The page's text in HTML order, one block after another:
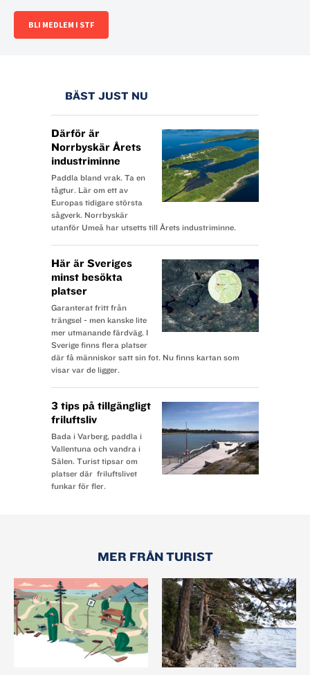
BLI MEDLEM I STF
BÄST JUST NU
Därför är
Norrbyskär Årets
industriminne
Paddla bland vrak. Ta en
tågtur. Lär om ett av
Europas tidigare största
sågverk. Norrbyskär
utanför Umeå har utsetts till Årets industriminne.
Här är Sveriges
minst besökta
platser
Garanterat fritt från
trängsel - men kanske lite
mer utmanande färdväg. I
Sverige finns flera platser
där få människor satt sin fot. Nu finns kartan som
visar var de ligger.
3 tips på tillgängligt
friluftsliv
Bada i Varberg, paddla i
Vallentuna och vandra i
Sälen. Turist tipsar om
platser där friluftslivet
funkar för fler.
MER FRÅN TURIST